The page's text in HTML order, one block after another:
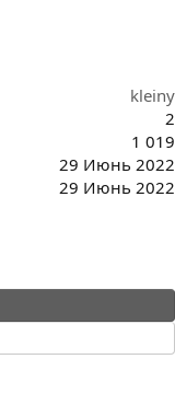
kleiny
2
1 019
29 Июнь 2022
29 Июнь 2022